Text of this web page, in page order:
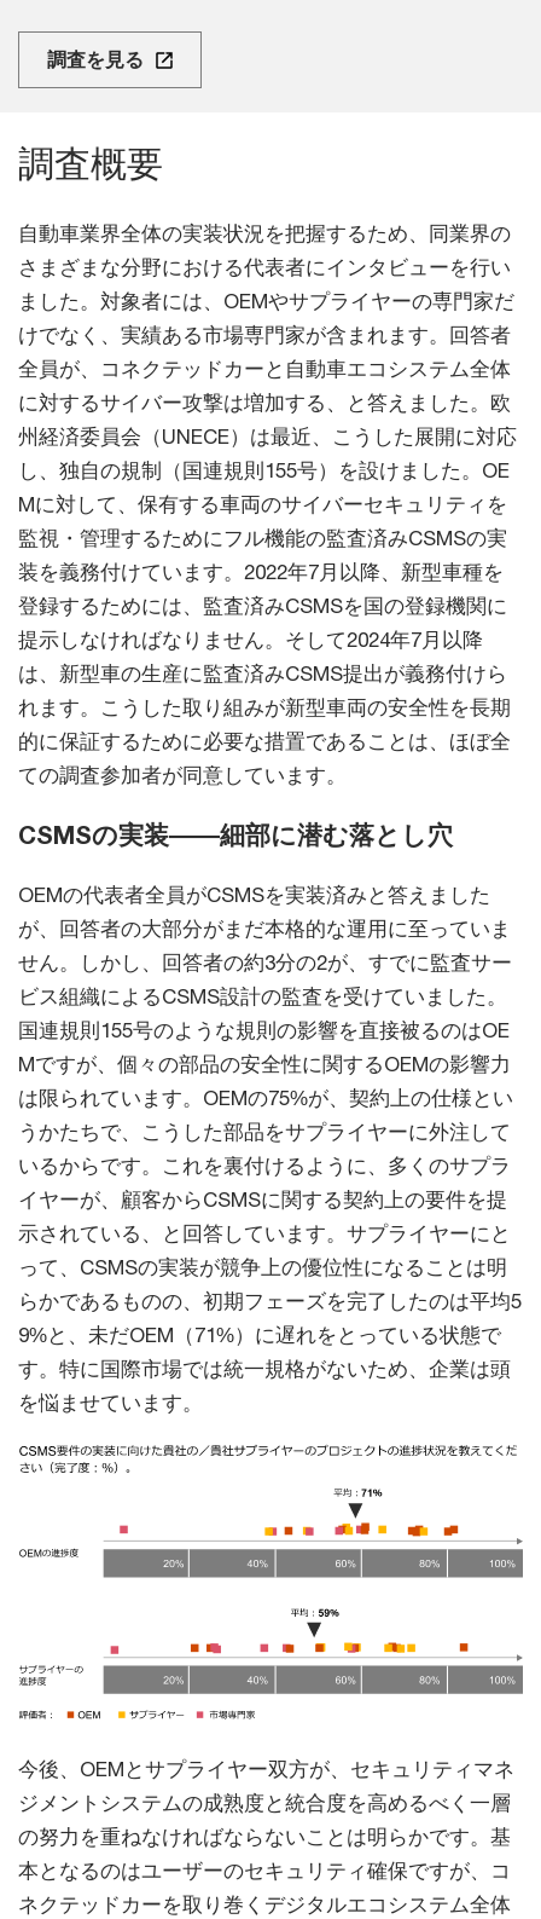
調査を見る
調査概要
自動車業界全体の実装状況を把握するため、同業界の
さまざまな分野における代表者にインタビューを行い
ました。対象者には、OEMやサプライヤーの専門家だ
けでなく、実績ある市場専門家が含まれます。回答者
全員が、コネクテッドカーと自動車エコシステム全体
に対するサイバー攻撃は増加する、と答えました。欧
州経済委員会（UNECE）は最近、こうした展開に対応
し、独自の規制（国連規則155号）を設けました。OE
Mに対して、保有する車両のサイバーセキュリティを
監視・管理するためにフル機能の監査済みCSMSの実
装を義務付けています。2022年7月以降、新型車種を
登録するためには、監査済みCSMSを国の登録機関に
提示しなければなりません。そして2024年7月以降
は、新型車の生産に監査済みCSMS提出が義務付けら
れます。こうした取り組みが新型車両の安全性を長期
的に保証するために必要な措置であることは、ほぼ全
ての調査参加者が同意しています。
CSMSの実装――細部に潜む落とし穴
OEMの代表者全員がCSMSを実装済みと答えました
が、回答者の大部分がまだ本格的な運用に至っていま
せん。しかし、回答者の約3分の2が、すでに監査サー
ビス組織によるCSMS設計の監査を受けていました。
国連規則155号のような規則の影響を直接被るのはOE
Mですが、個々の部品の安全性に関するOEMの影響力
は限られています。OEMの75%が、契約上の仕様とい
うかたちで、こうした部品をサプライヤーに外注して
いるからです。これを裏付けるように、多くのサプラ
イヤーが、顧客からCSMSに関する契約上の要件を提
示されている、と回答しています。サプライヤーにと
って、CSMSの実装が競争上の優位性になることは明
らかであるものの、初期フェーズを完了したのは平均5
9%と、未だOEM（71%）に遅れをとっている状態で
す。特に国際市場では統一規格がないため、企業は頭
を悩ませています。
今後、OEMとサプライヤー双方が、セキュリティマネ
ジメントシステムの成熟度と統合度を高めるべく一層
の努力を重ねなければならないことは明らかです。基
本となるのはユーザーのセキュリティ確保ですが、コ
ネクテッドカーを取り巻くデジタルエコシステム全体